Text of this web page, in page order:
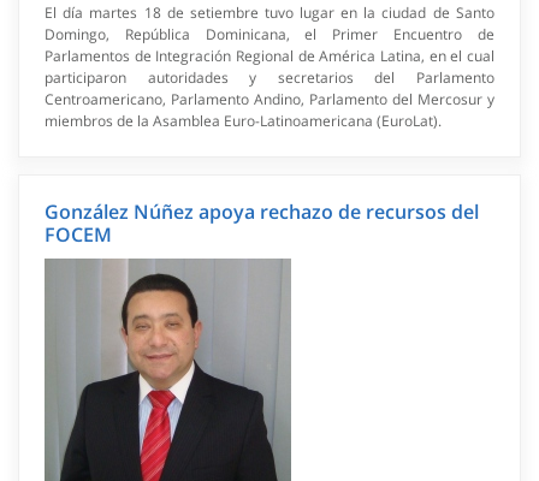
El día martes 18 de setiembre tuvo lugar en la ciudad de Santo
Domingo, República Dominicana, el Primer Encuentro de
Parlamentos de Integración Regional de América Latina, en el cual
participaron autoridades y secretarios del Parlamento
Centroamericano, Parlamento Andino, Parlamento del Mercosur y
miembros de la Asamblea Euro-Latinoamericana (EuroLat).
González Núñez apoya rechazo de recursos del
FOCEM